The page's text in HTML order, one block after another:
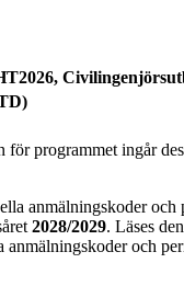
programmet ingår
anmälningskoder och
2028/2029. Läses
anmälningskoder och